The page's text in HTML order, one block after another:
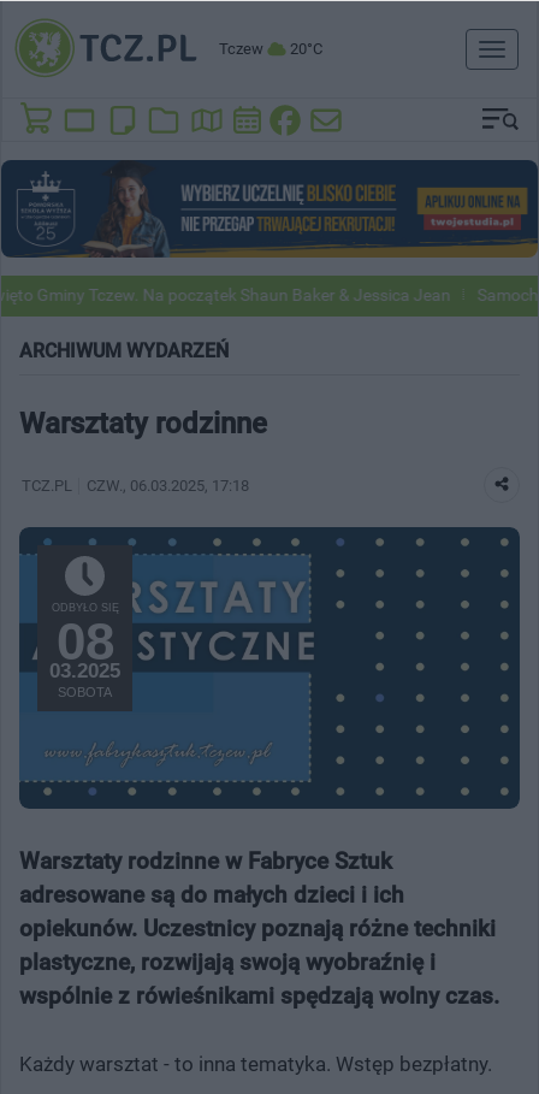
Tczew 20°C
Toggle
Gminy Tczew. Na początek Shaun Baker & Jessica Jean
ARCHIWUM WYDARZEŃ
Warsztaty rodzinne
TCZ.PL CZW. , 06.03.2025, 17:18
ODBYŁO SIĘ
08
03.2025
SOBOTA
Warsztaty rodzinne w Fabryce Sztuk
adresowane są do małych dzieci i ich
opiekunów. Uczestnicy poznają różne techniki
plastyczne, rozwijają swoją wyobraźnię i
wspólnie z rówieśnikami spędzają wolny czas.
Każdy warsztat - to inna tematyka. Wstęp bezpłatny.